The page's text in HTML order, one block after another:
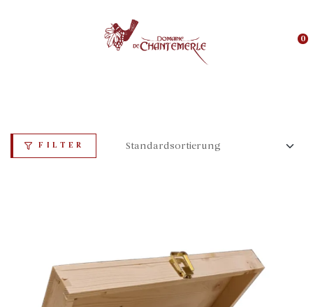
0
FILTER